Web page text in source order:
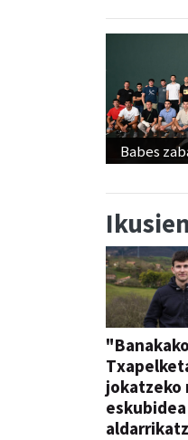
Babes
"Banakako
jokatzeko
eskubidea